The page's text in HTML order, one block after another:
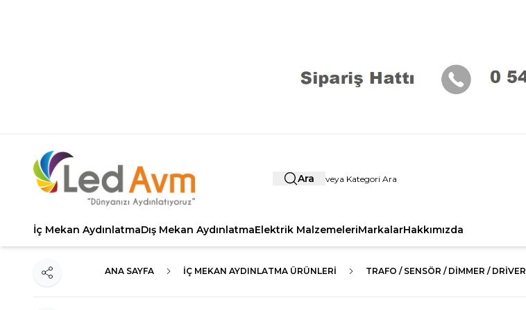
Ara
İç Mekan AydınlatmaDış Mekan AydınlatmaElektrik MalzemeleriMarkalarHakkımızda
ANA SAYFA İÇ MEKAN AYDINLATMA ÜRÜNLERI TRAFO / SENSÖR / DİMMER / DRİVER
Paylaş